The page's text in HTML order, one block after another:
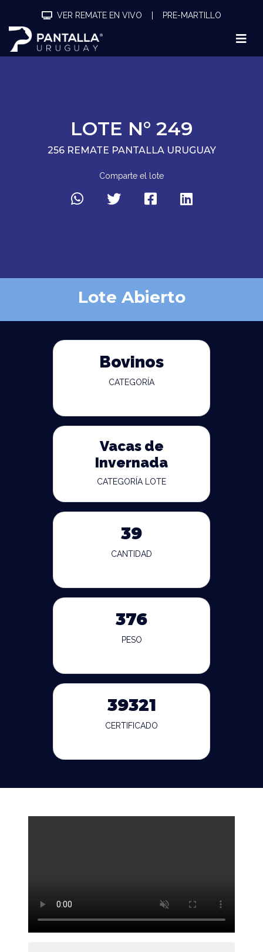
VER REMATE EN VIVO PRE-MARTILLO
LOTE N° 249
256 REMATE PANTALLA URUGUAY
Comparte el lote
Lote Abierto
Bovinos
CATEGORÍA
Vacas de
Invernada
CATEGORÍA LOTE
39
CANTIDAD
376
PESO
39321
CERTIFICADO